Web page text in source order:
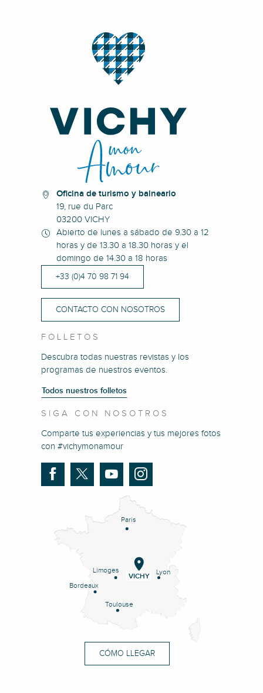
Oficina de turismo y balneario
19, rue du Parc
03200 VICHY
Abierto de lunes a sábado de 9.30 a 12
horas y de 13.30 a 18.30 horas y el
domingo de 14.30 a 18 horas
+33 (0)4 70 98 71 94
CONTACTO CON NOSOTROS
FOLLETOS
Descubra todas nuestras revistas y los
programas de nuestros eventos.
Todos nuestros folletos
SIGA CON NOSOTROS
Comparte tus experiencias y tus mejores fotos
con #vichymonamour
Paris
Lyon
Limoges
Bordeaux
Toulouse
VICHY
CÓMO LLEGAR